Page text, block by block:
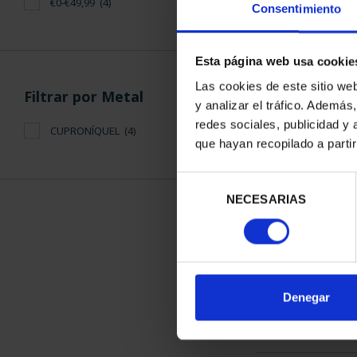
Consentimiento
Esta página web usa
Las cookies de este sitio
y analizar el tráfico.
redes sociales, publicidad y
que hayan recopilado a
consentimiento
NECESARIAS
Denegar
Filtrar por Metal
CUPRONÍQUEL (4)
H.
DRAKKAR
ORDENAR POR: